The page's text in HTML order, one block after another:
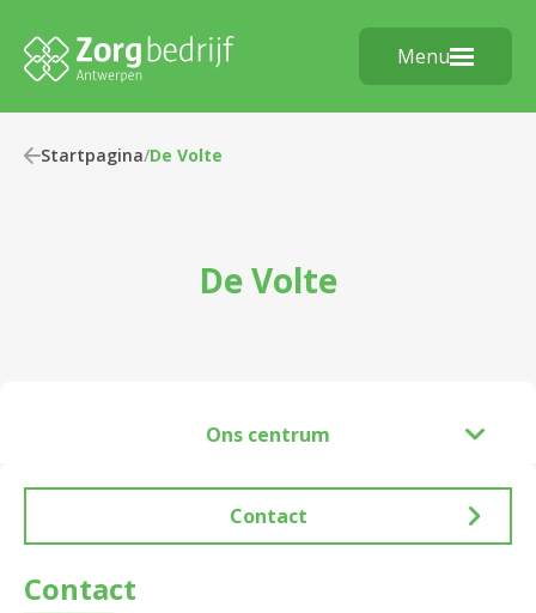
Menu
Startpagina/De Volte
De Volte
Ons centrum
Contact
Contact